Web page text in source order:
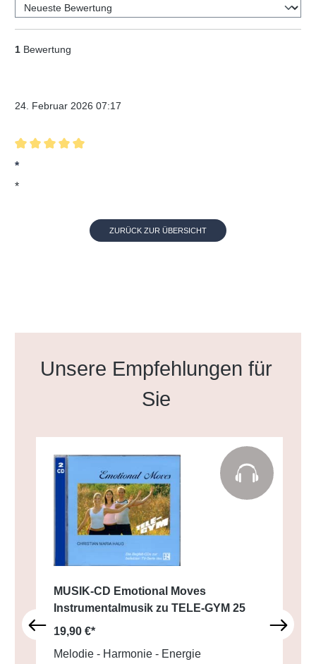
1 Bewertung
24. Februar 2026 07:17
Bewertung mit 5 von 5 Sternen
*
*
ZURÜCK ZUR ÜBERSICHT
Produktgalerie überspringen
Unsere Empfehlungen für
Sie
MUSIK-CD Emotional Moves
Instrumentalmusik zu TELE-GYM 25
19,90 €*
Melodie - Harmonie - Energie